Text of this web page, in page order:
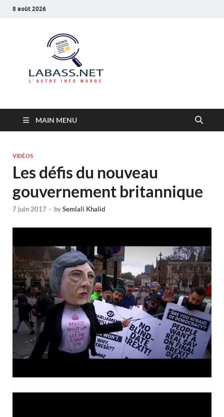
8 août 2026
MAIN MENU
VIDÉOS
Les défis du nouveau
gouvernement britannique
7 juin 2017 - bySemlali Khalid